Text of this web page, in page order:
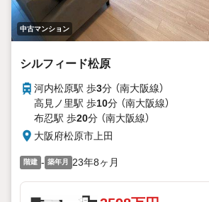
中古マンション
シルフィード松原
河内松原駅 歩3分 （南大阪線）
高見ノ里駅 歩10分 （南大阪線）
布忍駅 歩20分 （南大阪線）
大阪府松原市上田
階建 - 築年月 23年8ヶ月